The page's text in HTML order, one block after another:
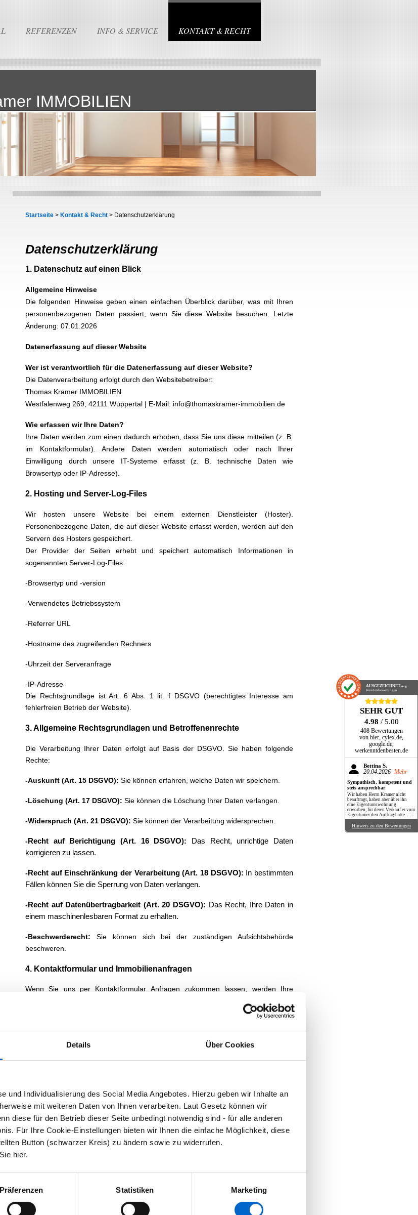
Details Über Cookies
und Individualisierung des Social Media Angebotes. Hierzu geben wir Inhalte an
mit weiteren Daten von Ihnen verarbeiten. Laut Gesetz können wir
diese für den Betrieb dieser Seite unbedingt notwendig sind - für alle anderen
Für Ihre Cookie-Einstellungen bieten wir Ihnen die einfache Möglichkeit, diese
Button (schwarzer Kreis) zu ändern sowie zu widerrufen.
hier.
Präferenzen Statistiken Marketing
REFERENZEN INFO & SERVICE KONTAKT & RECHT
IMMOBILIEN
Startseite > Kontakt & Recht > Datenschutzerklärung
Datenschutzerklärung
1. Datenschutz auf einen Blick
Allgemeine Hinweise
Die folgenden Hinweise geben einen einfachen Überblick darüber, was mit Ihren
personenbezogenen Daten passiert, wenn Sie diese Website besuchen. Letzte
Änderung: 07.01.2026
Datenerfassung auf dieser Website
Wer ist verantwortlich für die Datenerfassung auf dieser Website?
Die Datenverarbeitung erfolgt durch den Websitebetreiber:
Thomas Kramer IMMOBILIEN
Westfalenweg 269, 42111 Wuppertal | E-Mail: info@thomaskramer-immobilien.de
Wie erfassen wir Ihre Daten?
Ihre Daten werden zum einen dadurch erhoben, dass Sie uns diese mitteilen (z. B.
im Kontaktformular). Andere Daten werden automatisch oder nach Ihrer
Einwilligung durch unsere IT-Systeme erfasst (z. B. technische Daten wie
Browsertyp oder IP-Adresse).
2. Hosting und Server-Log-Files
Wir hosten unsere Website bei einem externen Dienstleister (Hoster).
Personenbezogene Daten, die auf dieser Website erfasst werden, werden auf den
Servern des Hosters gespeichert.
Der Provider der Seiten erhebt und speichert automatisch Informationen in
sogenannten Server-Log-Files:
-Browsertyp und -version
-Verwendetes Betriebssystem
-Referrer URL
-Hostname des zugreifenden Rechners
-Uhrzeit der Serveranfrage
-IP-Adresse
Die Rechtsgrundlage ist Art. 6 Abs. 1 lit. f DSGVO (berechtigtes Interesse am
fehlerfreien Betrieb der Website).
3. Allgemeine Rechtsgrundlagen und Betroffenenrechte
Die Verarbeitung Ihrer Daten erfolgt auf Basis der DSGVO. Sie haben folgende
Rechte:
-Auskunft (Art. 15 DSGVO): Sie können erfahren, welche Daten wir speichern.
-Löschung (Art. 17 DSGVO): Sie können die Löschung Ihrer Daten verlangen.
-Widerspruch (Art. 21 DSGVO): Sie können der Verarbeitung widersprechen.
-Recht auf Berichtigung (Art. 16 DSGVO): Das Recht, unrichtige Daten
korrigieren zu lassen.
-Recht auf Einschränkung der Verarbeitung (Art. 18 DSGVO): In bestimmten
Fällen können Sie die Sperrung von Daten verlangen.
-Recht auf Datenübertragbarkeit (Art. 20 DSGVO): Das Recht, Ihre Daten in
einem maschinenlesbaren Format zu erhalten.
-Beschwerderecht: Sie können sich bei der zuständigen Aufsichtsbehörde
beschweren.
4. Kontaktformular und Immobilienanfragen
Wenn Sie uns per Kontaktformular Anfragen zukommen lassen, werden Ihre
-Rechtsgrundlage:Art. 6 Abs. 1 lit. b DSGVO (Vertragserfüllung oder
vorvertragliche Maßnahmen bei Immobilienanfragen).
aktiv, wenn Sie über unserConsent-Tool(Einwilligungs-Banner) zugestimmt
haben (Art. 6 Abs. 1 lit. a DSGVO).
Datentransfer in die USA
Einige der unten genannten Dienste übertragen Daten in die USA. Wir nutzen
Anbieter, die unter dem EU-U.S. Data Privacy Framework zertifiziert sind oder
Zur visuellen Darstellung von Standorten nutzen wir Google Maps (Google Ireland
AUSGEZEICHNET .org
Kundenbewertungen
SEHR GUT
4.98 / 5.00
408 Bewertungen
von hier, cylex.de,
google.de,
werkenntdenbesten.de
Bettina S.
20.04.2026 Mehr
Sympathisch, kompetent und
stets ansprechbar
Wir haben Herrn Kramer nicht
beauftragt, haben aber über ihn
eine Eigentumswohnung
erworben, für deren Verkauf er vom
Eigentümer den Auftrag hatte. Wir
haben Herrn Kramer dabei als
ausgesprochen netten,
kompetenten und stets
Hinweis zu den Bewertungen